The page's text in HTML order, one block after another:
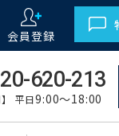
会員登録
620-213
平日9:00～18:00